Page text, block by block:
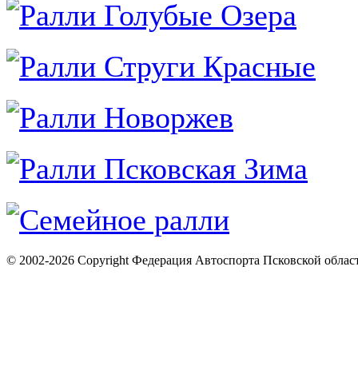
© 2002-2026 Copyright Федерация Автоспорта Псковской